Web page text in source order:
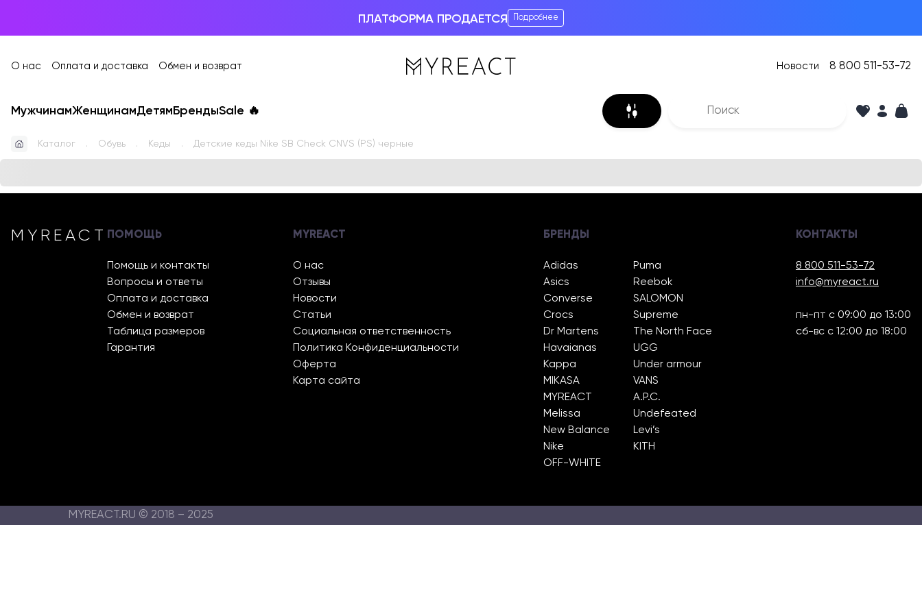
ПЛАТФОРМА ПРОДАЕТСЯ Подробнее
О нас Оплата и доставка Обмен и возврат Новости 8 800 511-53-72
МужчинамЖенщинамДетям БрендыSale 🔥
Каталог Обувь Кеды Детские кеды Nike SB Check CNVS (PS) черные
MYREACT ПОМОЩЬ
Помощь и контакты
Вопросы и ответы
Оплата и доставка
Обмен и возврат
Таблица размеров
Гарантия
MYREACT
О нас
Отзывы
Новости
Статьи
Социальная ответственность
Политика Конфиденциальности
Оферта
Карта сайта
БРЕНДЫ
Adidas
Asics
Converse
Crocs
Dr Martens
Havaianas
Kappa
MIKASA
MYREACT
Melissa
New Balance
Nike
OFF-WHITE
Puma
Reebok
SALOMON
Supreme
The North Face
UGG
Under armour
VANS
A.P.C.
Undefeated
Levi’s
KITH
КОНТАКТЫ
8 800 511-53-72
info@myreact.ru
пн-пт с 09:00 до 13:00
сб-вс с 12:00 до 18:00
MYREACT.RU © 2018 – 2025